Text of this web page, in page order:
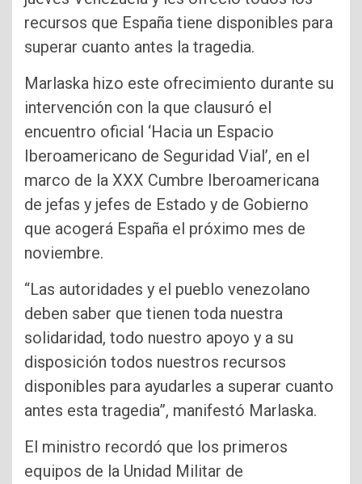
recursos que España tiene disponibles para
superar cuanto antes la tragedia.
Marlaska hizo este ofrecimiento durante su
intervención con la que clausuró el
encuentro oficial ‘Hacia un Espacio
Iberoamericano de Seguridad Vial’, en el
marco de la XXX Cumbre Iberoamericana
de jefas y jefes de Estado y de Gobierno
que acogerá España el próximo mes de
noviembre.
“Las autoridades y el pueblo venezolano
deben saber que tienen toda nuestra
solidaridad, todo nuestro apoyo y a su
disposición todos nuestros recursos
disponibles para ayudarles a superar cuanto
antes esta tragedia”, manifestó Marlaska.
El ministro recordó que los primeros
equipos de la Unidad Militar de